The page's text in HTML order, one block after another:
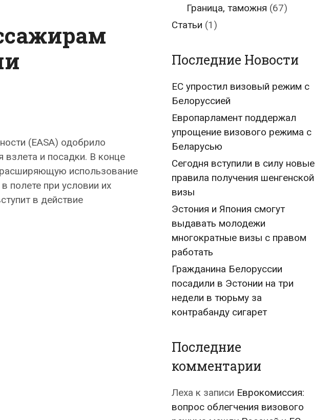
(EASA) одобрило
взлета и посадки. В конце
расширяющую использование
полете при условии их
в действие
Граница, таможня (67)
Статьи (1)
Последние Новости
ЕС упростил визовый режим с
Белоруссией
Европарламент поддержал
упрощение визового режима с
Беларусью
Сегодня вступили в силу новые
правила получения шенгенской
визы
Эстония и Япония смогут
выдавать молодежи
многократные визы с правом
работать
Гражданина Белоруссии
посадили в Эстонии на три
недели в тюрьму за
контрабанду сигарет
Последние
комментарии
Леха к записи Еврокомиссия:
вопрос облегчения визового